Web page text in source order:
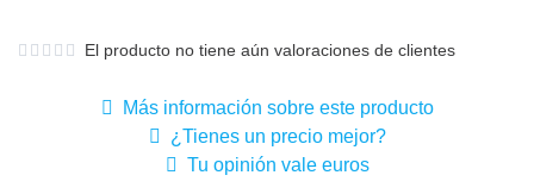
El producto no tiene aún valoraciones de clientes
Más información sobre este producto
¿Tienes un precio mejor?
Tu opinión vale euros